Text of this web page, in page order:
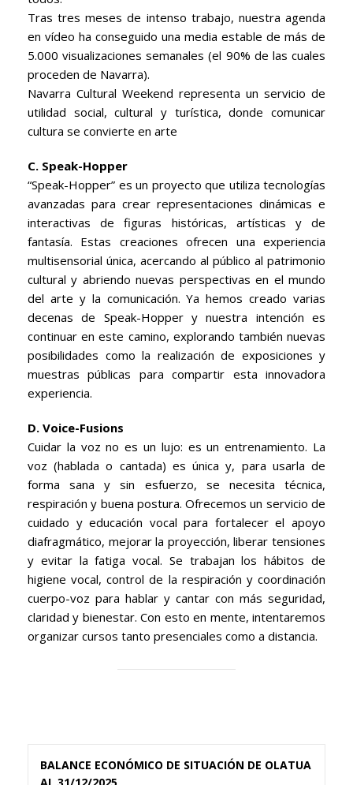
Tras tres meses de intenso trabajo, nuestra agenda
en vídeo ha conseguido una media estable de más de
5.000 visualizaciones semanales (el 90% de las cuales
proceden de Navarra).
Navarra Cultural Weekend representa un servicio de
utilidad social, cultural y turística, donde comunicar
cultura se convierte en arte
C. Speak-Hopper
“Speak-Hopper” es un proyecto que utiliza tecnologías
avanzadas para crear representaciones dinámicas e
interactivas de figuras históricas, artísticas y de
fantasía. Estas creaciones ofrecen una experiencia
multisensorial única, acercando al público al patrimonio
cultural y abriendo nuevas perspectivas en el mundo
del arte y la comunicación. Ya hemos creado varias
decenas de Speak-Hopper y nuestra intención es
continuar en este camino, explorando también nuevas
posibilidades como la realización de exposiciones y
muestras públicas para compartir esta innovadora
experiencia.
D. Voice-Fusions
Cuidar la voz no es un lujo: es un entrenamiento. La
voz (hablada o cantada) es única y, para usarla de
forma sana y sin esfuerzo, se necesita técnica,
respiración y buena postura. Ofrecemos un servicio de
cuidado y educación vocal para fortalecer el apoyo
diafragmático, mejorar la proyección, liberar tensiones
y evitar la fatiga vocal. Se trabajan los hábitos de
higiene vocal, control de la respiración y coordinación
cuerpo-voz para hablar y cantar con más seguridad,
claridad y bienestar. Con esto en mente, intentaremos
organizar cursos tanto presenciales como a distancia.
BALANCE ECONÓMICO DE SITUACIÓN DE OLATUA